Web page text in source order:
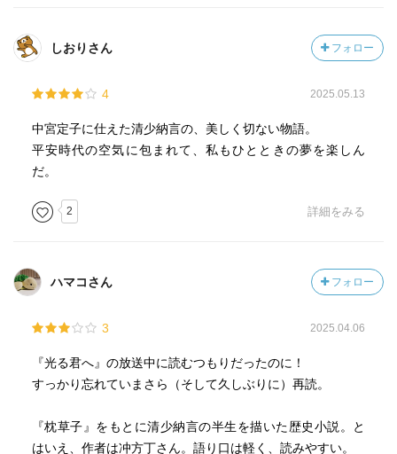
かな宮中の雰囲気になじめずにいたが、定子様に導かれ、
その才能を開花させていく。機転をもって知識を披露し、
なときは長くは続かず、権力を掌握せんとする藤原道長と
定子様の政争に巻き込まれて……。清少納言の心ふるわす
生涯を描く、珠玉の歴史小説!
は、帝の妃である17歳の中宮定子様に仕え始めた。華やか
な宮中の雰囲気になじめずにいたが、定子様に導かれ、そ
少納言はやがて、宮中での存在感を強める。しかし幸福な
ときは長くは続かず、権力を掌握せんとする藤原道長と定
を描く、珠玉の歴史小説!
しおりさん フォロー
4 2025.05.13
中宮定子に仕えた清少納言の、美しく切ない物語。
平安時代の空気に包まれて、私もひとときの夢を楽しん
だ。
2 詳細をみる
ハマコさん フォロー
3 2025.04.06
『光る君へ』の放送中に読むつもりだったのに！
すっかり忘れていまさら（そして久しぶりに）再読。
『枕草子』をもとに清少納言の半生を描いた歴史小説。と
はいえ、作者は冲方丁さん。語り口は軽く、読みやすい。